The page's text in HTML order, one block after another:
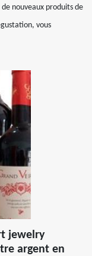
nouveaux produits de
vous
jewelry
argent en